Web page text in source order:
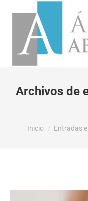
Archivos de
Estás aquí:
Inicio Entradas